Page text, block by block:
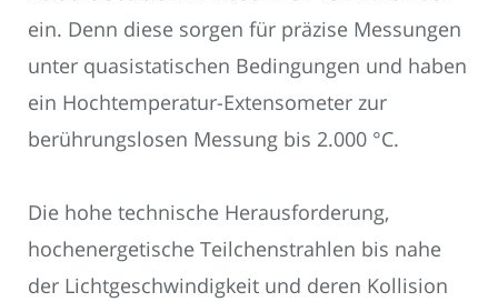
ein. Denn diese sorgen für präzise Messungen
unter quasistatischen Bedingungen und haben
ein Hochtemperatur-Extensometer zur
berührungslosen Messung bis 2.000 °C.
Die hohe technische Herausforderung,
hochenergetische Teilchenstrahlen bis nahe
der Lichtgeschwindigkeit und deren Kollision